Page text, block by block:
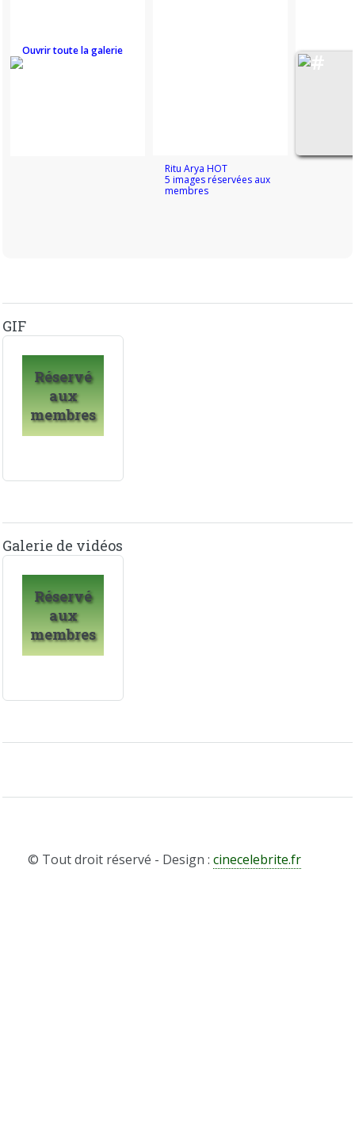
Ouvrir toute la galerie
Ritu Arya HOT
5 images réservées aux
membres
GIF
Réservé
aux
membres
Galerie de vidéos
Réservé
aux
membres
© Tout droit réservé - Design :cinecelebrite.fr